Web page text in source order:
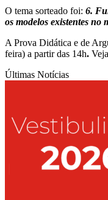
O tema sorteado foi: 6.
os modelos existentes no
A Prova Didática e de
feira) a partir das 14h.
Últimas Notícias